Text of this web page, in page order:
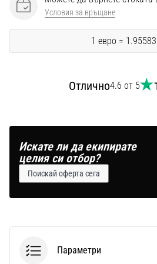
Условия за връщане
1 евро =
Отлично4.6 от 5
Искате ли да екипирате
целия си отбор?
Поискай оферта сега
Параметри